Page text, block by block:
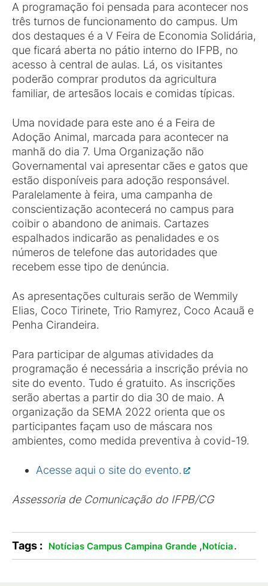
A programação foi pensada para acontecer nos
três turnos de funcionamento do campus. Um
dos destaques é a V Feira de Economia Solidária,
que ficará aberta no pátio interno do IFPB, no
acesso à central de aulas. Lá, os visitantes
poderão comprar produtos da agricultura
familiar, de artesãos locais e comidas típicas.
Uma novidade para este ano é a Feira de
Adoção Animal, marcada para acontecer na
manhã do dia 7. Uma Organização não
Governamental vai apresentar cães e gatos que
estão disponíveis para adoção responsável.
Paralelamente à feira, uma campanha de
conscientização acontecerá no campus para
coibir o abandono de animais. Cartazes
espalhados indicarão as penalidades e os
números de telefone das autoridades que
recebem esse tipo de denúncia.
As apresentações culturais serão de Wemmily
Elias, Coco Tirinete, Trio Ramyrez, Coco Acauã e
Penha Cirandeira.
Para participar de algumas atividades da
programação é necessária a inscrição prévia no
site do evento. Tudo é gratuito. As inscrições
serão abertas a partir do dia 30 de maio. A
organização da SEMA 2022 orienta que os
participantes façam uso de máscara nos
ambientes, como medida preventiva à covid-19.
Acesse aqui o site do evento.
Assessoria de Comunicação do IFPB/CG
Tags : Notícias Campus Campina Grande ,Notícia.